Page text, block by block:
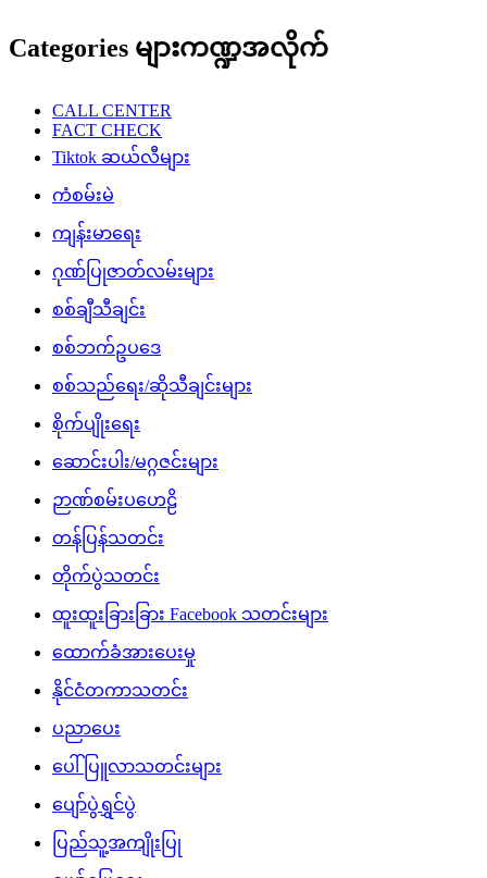
Categories များကဏ္ဍအလိုက်
CALL CENTER
FACT CHECK
Tiktok ဆယ်လီများ
ကံစမ်းမဲ
ကျန်းမာရေး
ဂုဏ်ပြုဇာတ်လမ်းများ
စစ်ချီသီချင်း
စစ်ဘက်ဥပဒေ
စစ်သည်ရေး/ဆိုသီချင်းများ
စိုက်ပျိုးရေး
ဆောင်းပါး/မဂ္ဂဇင်းများ
ဉာဏ်စမ်းပဟေဠိ
တန်ပြန်သတင်း
တိုက်ပွဲသတင်း
ထူးထူးခြားခြား Facebook သတင်းများ
ထောက်ခံအားပေးမှု
နိုင်ငံတကာသတင်း
ပညာပေး
ပေါ်ပြူလာသတင်းများ
ပျော်ပွဲရွှင်ပွဲ
ပြည်သူ့အကျိုးပြု